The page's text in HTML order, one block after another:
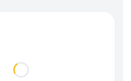
Loading...